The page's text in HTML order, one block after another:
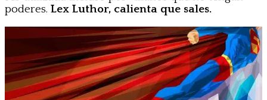
poderes. Lex Luthor, calienta que sales.